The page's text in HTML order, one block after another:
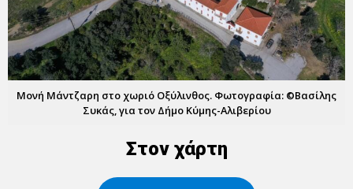
Μονή Μάντζαρη στο χωριό Οξύλινθος. Φωτογραφία: ©Βασίλης
Συκάς, για τον Δήμο Κύμης-Αλιβερίου
Στον χάρτη